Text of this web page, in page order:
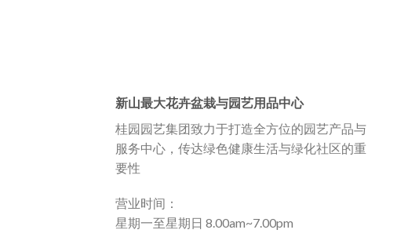
新山最大花卉盆栽与园艺用品中心
桂园园艺集团致力于打造全方位的园艺产品与
服务中心，传达绿色健康生活与绿化社区的重
要性
营业时间：
星期一至星期日 8.00am~7.00pm